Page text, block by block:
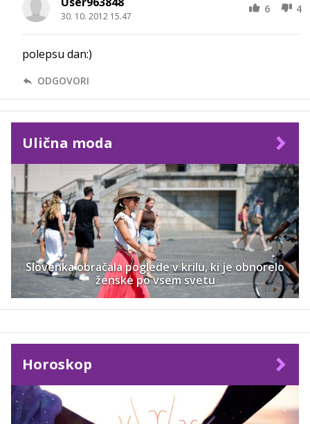
30. 10. 2012 15.47
6 4
polepsu dan:)
ODGOVORI
Ulična moda
Slovenka obračala poglede v krilu, ki je obnorelo
ženske po vsem svetu
Horoskop